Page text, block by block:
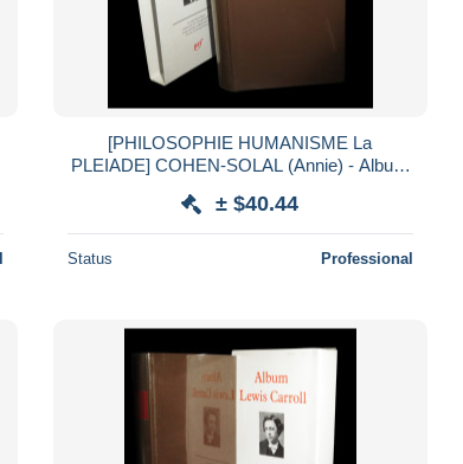
[PHILOSOPHIE HUMANISME La
PLEIADE] COHEN-SOLAL (Annie) - Album
± $40.44
Status Professional